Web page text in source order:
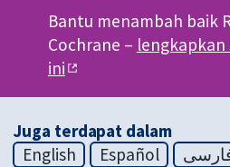
Bantu menambah baik
Cochrane – lengkapkan
ini
Juga terdapat dalam
English
Español